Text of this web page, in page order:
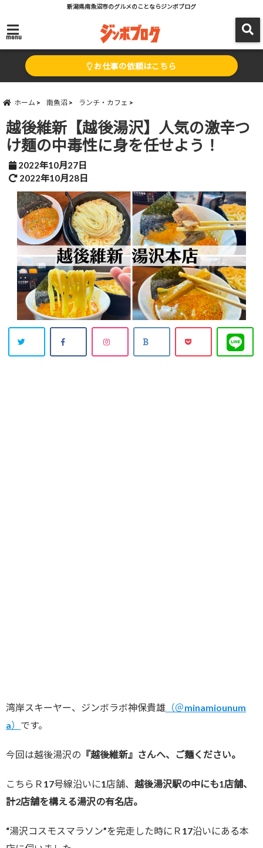
新潟県南魚沼市のグルメのことならジンボブログ
menu
お仕事の依頼はこちら
ホーム 南魚沼 ランチ・カフェ
越後維新【越後湯沢】人気の激辛つ
け麺の中毒性に身を任せよう！
2022年10月27日
2022年10月28日
湾岸スキーヤー、ジンボラボ神保貴雄 （＠minamiounum
a） です。
今回は越後湯沢の 『越後維新』さんへ、ご麺ください。
こちらＲ17号線沿いに1店舗、 越後湯沢駅の中にも1店舗、
計2店舗を構える湯沢の有名店。
“湯沢コスモスマラソン”を完走した時にＲ17沿いにある本